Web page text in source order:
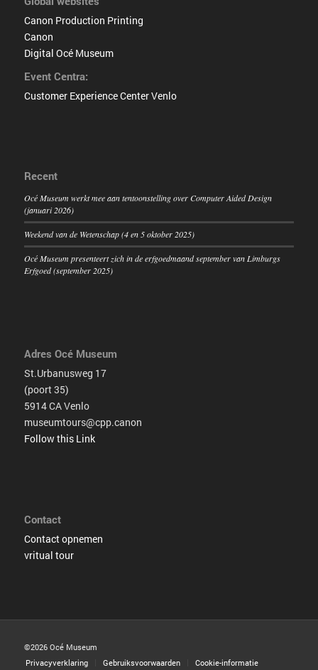
Canon Production Printing
Canon
Digital Océ Museum
Event Centra:
Customer Experience Center Venlo
Recent
Océ Museum werkt mee aan tentoonstelling over Computer Aided Design
(januari 2026)
Weekend van de Wetenschap (4 en 5 oktober 2025)
Océ Museum presenteert zich in de erfgoedmaand september van Limburgs
Erfgoed (september 2025)
Adres Océ Museum
St.Urbanusweg 17
(poort 35)
5914 CA Venlo
museumtours@cpp.canon
Follow this Link
Contact
Contact opnemen
vritual tour
©2026 Océ Museum
Privacyverklaring
Gebruiksvoorwaarden Cookie-informatie